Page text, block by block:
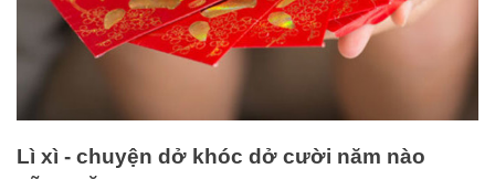
Lì xì - chuyện dở khóc dở cười năm nào